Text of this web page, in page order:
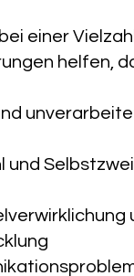
einer
helfen,
und